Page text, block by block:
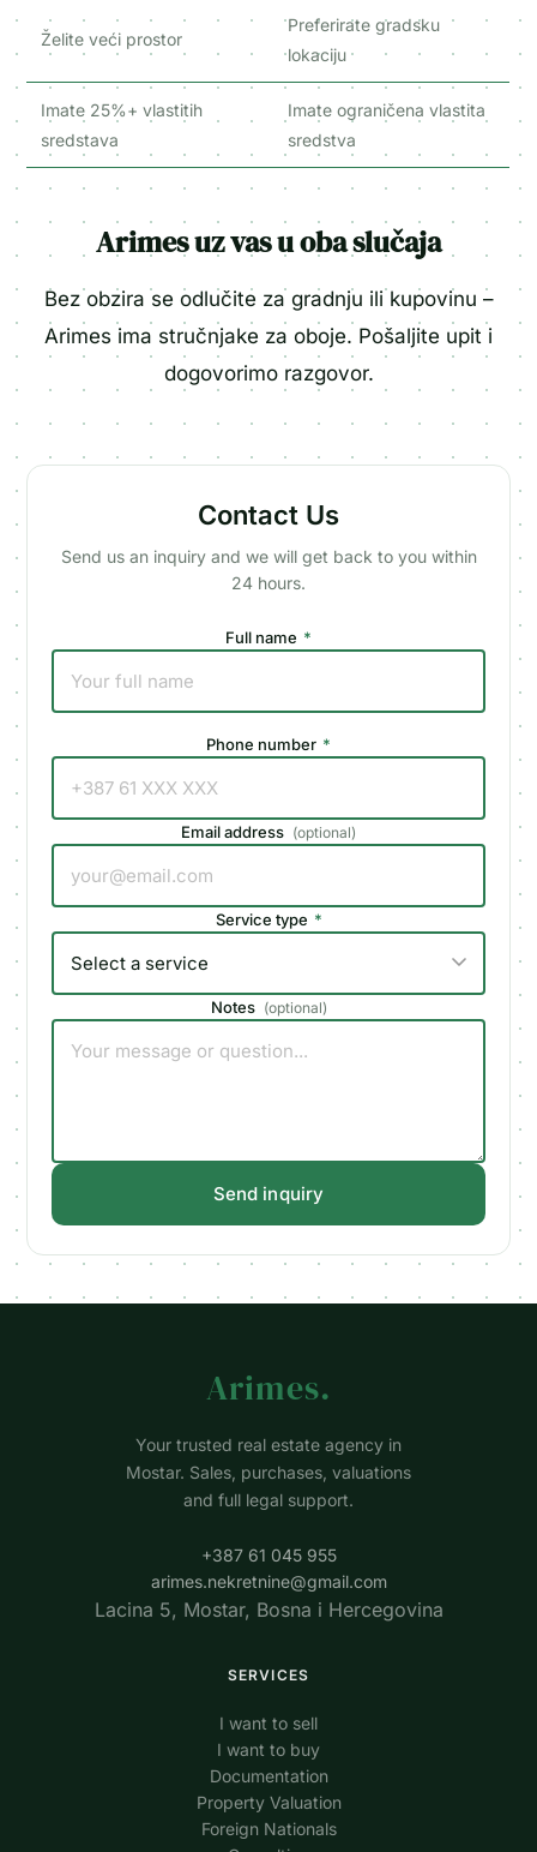
Želite veći prostor
Preferirate gradsku
lokaciju
Imate 25%+ vlastitih
sredstava
Imate ograničena vlastita
sredstva
Arimes uz vas u oba slučaja
Bez obzira se odlučite za gradnju ili kupovinu –
Arimes ima stručnjake za oboje. Pošaljite upit i
dogovorimo razgovor.
Contact Us
Send us an inquiry and we will get back to you within
24 hours.
Full name *
Phone number *
Email address (optional)
Service type *
Notes (optional)
Send inquiry
Arimes.
Your trusted real estate agency in
Mostar. Sales, purchases, valuations
and full legal support.
+387 61 045 955
arimes.nekretnine@gmail.com
Lacina 5, Mostar, Bosna i Hercegovina
SERVICES
I want to sell
I want to buy
Documentation
Property Valuation
Foreign Nationals